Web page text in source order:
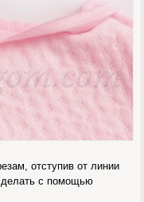
отступив от линии
с помощью